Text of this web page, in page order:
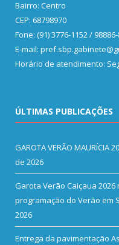
Bairro: Centro
CEP: 68798970
Fone: (91) 3776-1152 /
E-mail:
Horário de atendimento:
ÚLTIMAS PUBLICAÇÕES
GAROTA VERÃO MAURÍCIA
de 2026
Garota Verão Caiçaua
programação do Verão em
2026
Entrega da pavimentação